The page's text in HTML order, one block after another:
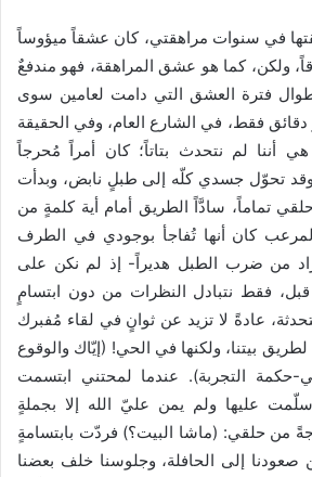
في سنوات مراهقتي، كان عشقاً ميؤوساً
ولكن، كما هو عشق المراهقة، فهو مندفعٌ
فترة العشق التي دامت لعامين سوى
فقط، في الشارع العام، وفي الحقيقة
أننا لم نتحدث بتاتاً؛ كان أمراً مُحرجاً
وقد تحوّل جسدي كلّه إلى طبلٍ نابض، وبدأت
تماماً، سادَّاً الطريق أمام أية كلمةٍ من
كان أنها تُفاجأ بوجودي في الطرف
من ضرب الطبل هديراً- إذ لم نكن على
فقط نتبادل النظرات من دون ابتسامٍ
عادةً لا تزيد عن ثوانٍ في لقاء مُفبرك
بيتنا، ولكنها في الحي! (إيّاك والوقوع
التجربة). عندما لمحتني ابتسمت
سلّمت عليها ولم يمن عليّ الله إلا بجملةٍ
من حلقي: (ماشا البيت؟) فردّت بابتسامةٍ
صعودنا إلى الحافلة، وجلوسنا خلف بعضنا